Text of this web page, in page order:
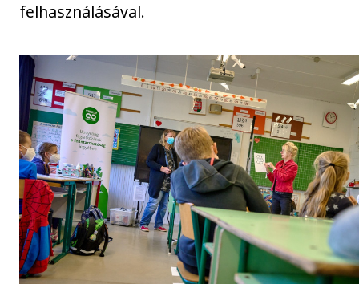
felhasználásával.